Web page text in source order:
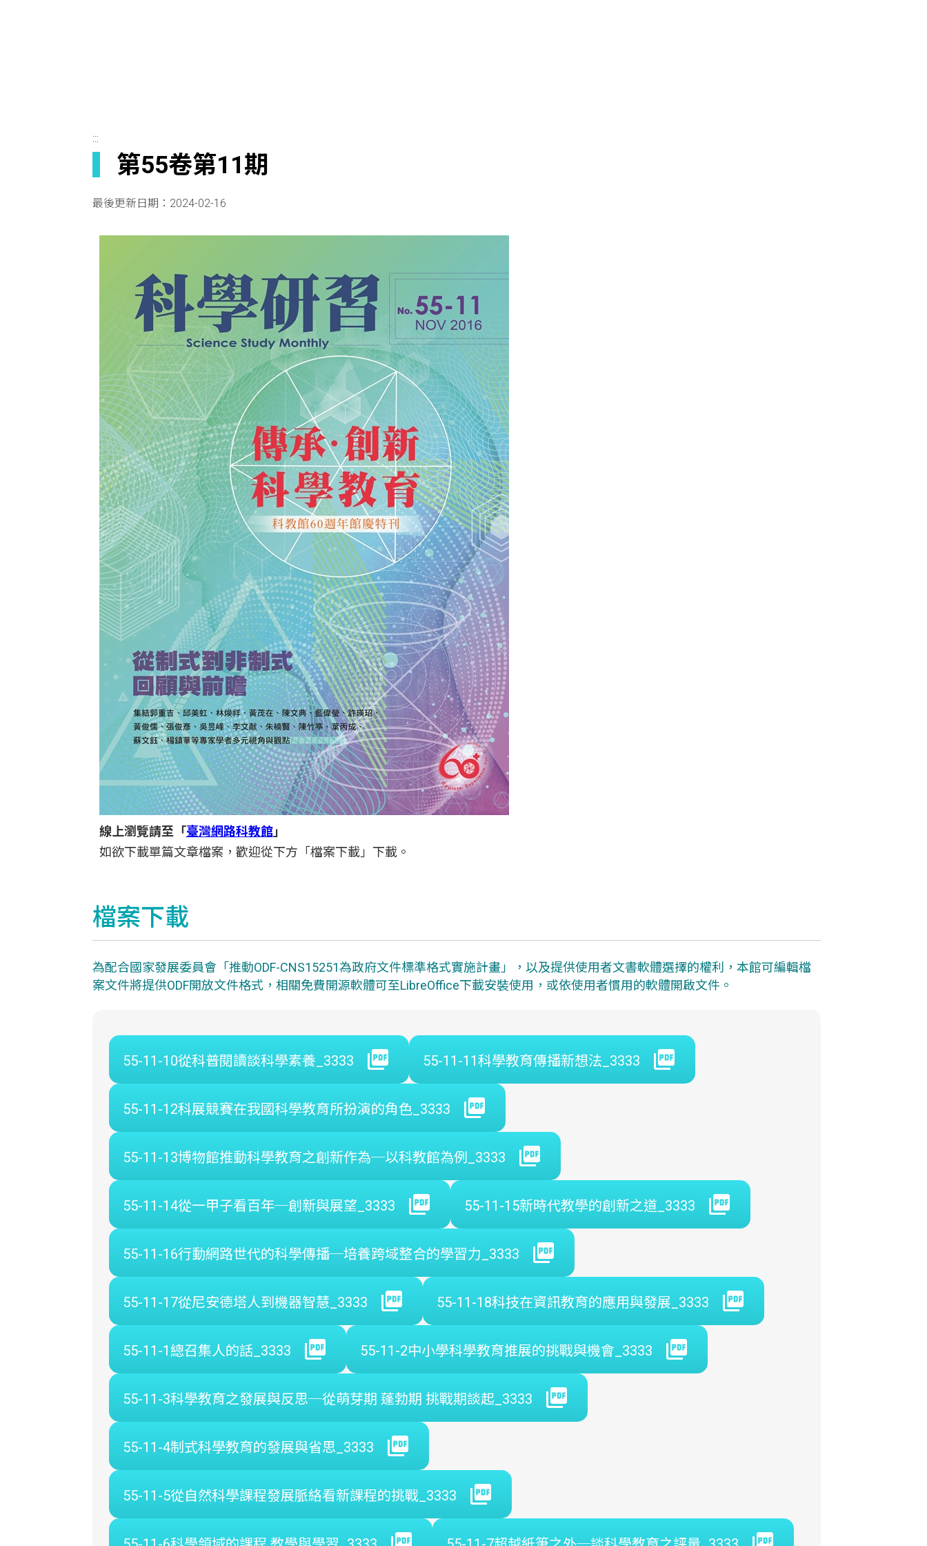
:::
第55卷第11期
最後更新日期： 2024-02-16
線上瀏覽請至「臺灣網路科教館」
如欲下載單篇文章檔案，歡迎從下方「檔案下載」下載。
檔案下載
為配合國家發展委員會「推動ODF-CNS15251為政府文件標準格式實施計畫」，以及提供使用者文書軟體選擇的權利，本館可編輯檔
案文件將提供ODF開放文件格式，相關免費開源軟體可至LibreOffice下載安裝使用，或依使用者慣用的軟體開啟文件。
55-11-10從科普閱讀談科學素養_3333 55-11-11科學教育傳播新想法_3333
55-11-12科展競賽在我國科學教育所扮演的角色_3333
55-11-13博物館推動科學教育之創新作為─以科教館為例_3333
55-11-14從一甲子看百年─創新與展望_3333 55-11-15新時代教學的創新之道_3333
55-11-16行動網路世代的科學傳播─培養跨域整合的學習力_3333
55-11-17從尼安德塔人到機器智慧_3333 55-11-18科技在資訊教育的應用與發展_3333
55-11-1總召集人的話_3333 55-11-2中小學科學教育推展的挑戰與機會_3333
55-11-3科學教育之發展與反思─從萌芽期 蓬勃期 挑戰期談起_3333
55-11-4制式科學教育的發展與省思_3333
55-11-5從自然科學課程發展脈絡看新課程的挑戰_3333